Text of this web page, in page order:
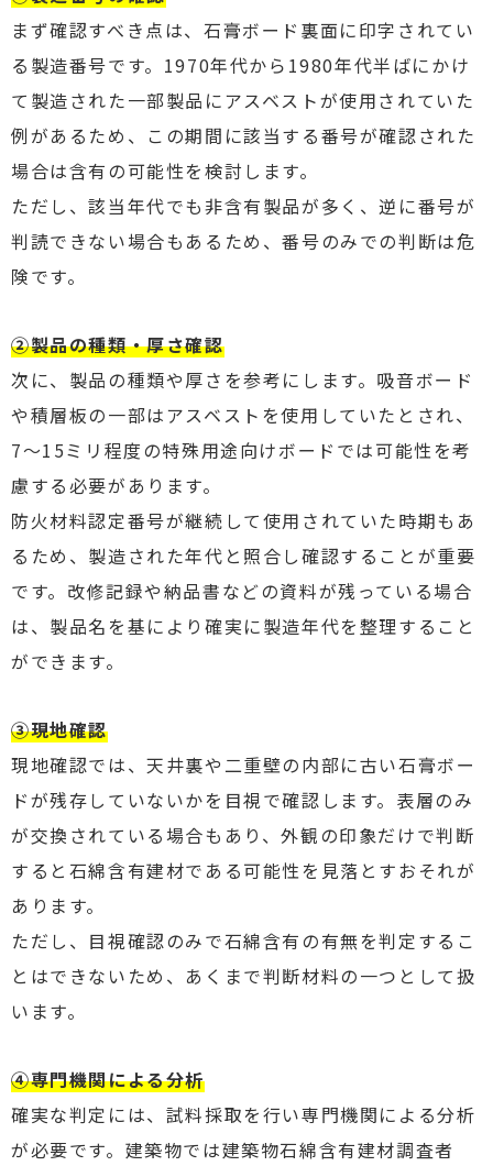
まず確認すべき点は、石膏ボード裏面に印字されてい
る製造番号です。1970年代から1980年代半ばにかけ
て製造された一部製品にアスベストが使用されていた
例があるため、この期間に該当する番号が確認された
場合は含有の可能性を検討します。
ただし、該当年代でも非含有製品が多く、逆に番号が
判読できない場合もあるため、番号のみでの判断は危
険です。
②製品の種類・厚さ確認
次に、製品の種類や厚さを参考にします。吸音ボード
や積層板の一部はアスベストを使用していたとされ、
7〜15ミリ程度の特殊用途向けボードでは可能性を考
慮する必要があります。
防火材料認定番号が継続して使用されていた時期もあ
るため、製造された年代と照合し確認することが重要
です。改修記録や納品書などの資料が残っている場合
は、製品名を基により確実に製造年代を整理すること
ができます。
③現地確認
現地確認では、天井裏や二重壁の内部に古い石膏ボー
ドが残存していないかを目視で確認します。表層のみ
が交換されている場合もあり、外観の印象だけで判断
すると石綿含有建材である可能性を見落とすおそれが
あります。
ただし、目視確認のみで石綿含有の有無を判定するこ
とはできないため、あくまで判断材料の一つとして扱
います。
④専門機関による分析
確実な判定には、試料採取を行い専門機関による分析
が必要です。建築物では建築物石綿含有建材調査者